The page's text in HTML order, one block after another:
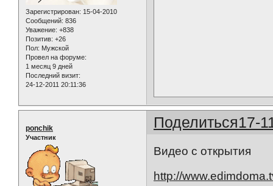
Зарегистрирован: 15-04-2010
Сообщений: 836
Уважение: +838
Позитив: +26
Пол: Мужской
Провел на форуме:
1 месяц 9 дней
Последний визит:
24-12-2011 20:11:36
Поделиться17-
ponchik
Участник
Видео с открытия
http://